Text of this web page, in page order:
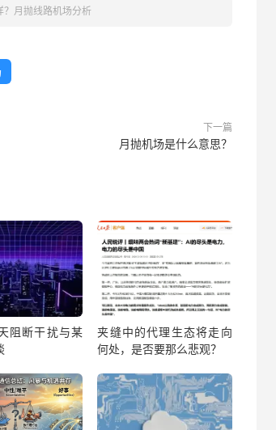
？月抛线路机场分析
下一篇
月抛机场是什么意思？
阻断干扰与某
夹缝中的代理生态将走向
何处，是否要那么悲观？